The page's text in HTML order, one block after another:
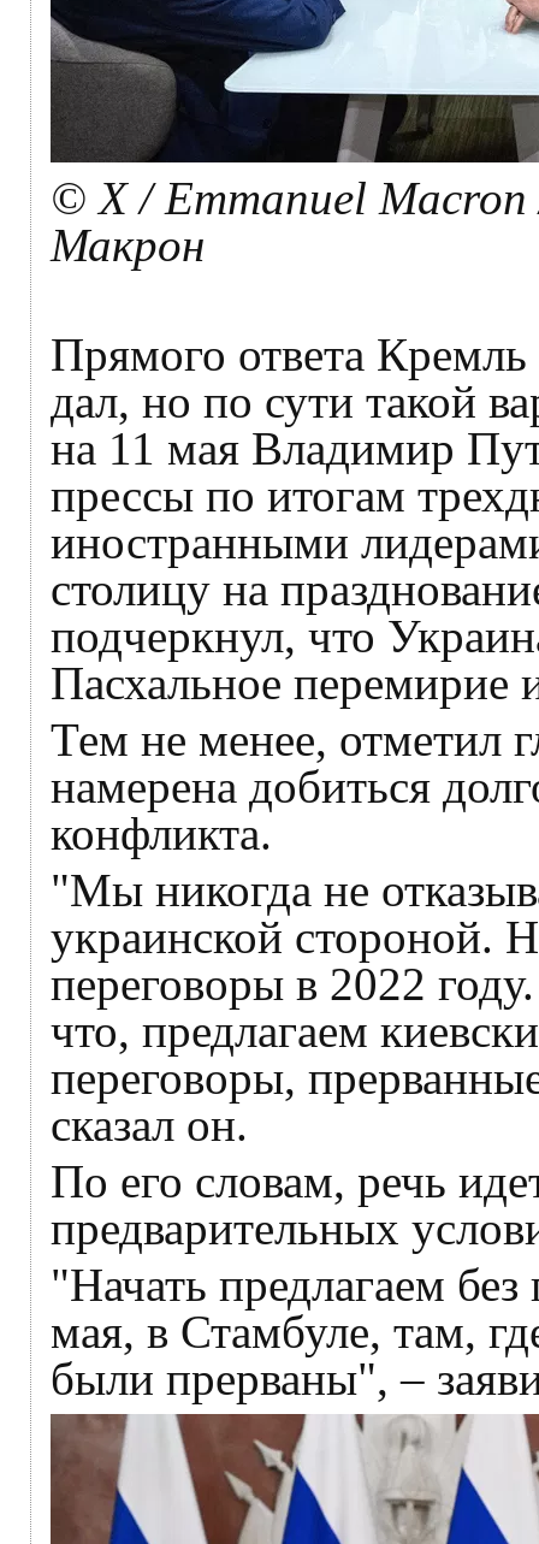
© X / Emmanuel
Макрон
Прямого ответа
дал, но по сути такой
на 11 мая Владимир
прессы по итогам
иностранными
столицу на
подчеркнул, что
Пасхальное перемирие
Тем не менее, отметил
намерена добиться
конфликта.
"Мы никогда не
украинской стороной.
переговоры в 2022
что, предлагаем
переговоры,
сказал он.
По его словам, речь
предварительных
"Начать предлагаем
мая, в Стамбуле, там,
были прерваны", –